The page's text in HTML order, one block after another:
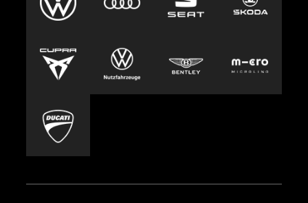
Clyde
Europcar
Carsharing
Mobility-as-a-Service
Parking
Jobs & Karriere
Presse